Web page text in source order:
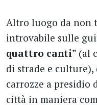
Altro luogo da non
introvabile sulle
quattro canti” (al
di strade e
carrozze a presidio
città in maniera